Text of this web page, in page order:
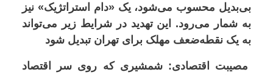
بی‌بدیل محسوب می‌شود، یک «دام استراتژیک» نیز
به شمار می‌رود. این تهدید در شرایط زیر می‌تواند
به یک نقطه‌ضعف مهلک برای تهران تبدیل شود
مصیبت اقتصادی: شمشیری که روی سر اقتصاد